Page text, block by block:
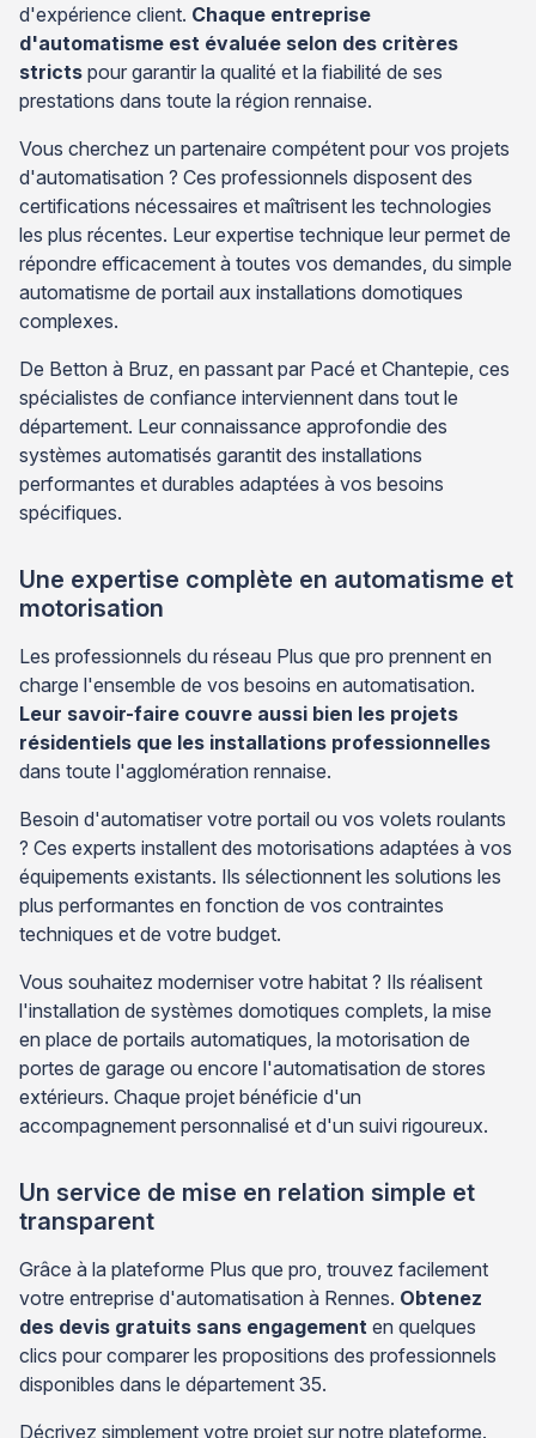
d'expérience client. Chaque entreprise
d'automatisme est évaluée selon des critères
stricts pour garantir la qualité et la fiabilité de ses
prestations dans toute la région rennaise.
Vous cherchez un partenaire compétent pour vos projets
d'automatisation ? Ces professionnels disposent des
certifications nécessaires et maîtrisent les technologies
les plus récentes. Leur expertise technique leur permet de
répondre efficacement à toutes vos demandes, du simple
automatisme de portail aux installations domotiques
complexes.
De Betton à Bruz, en passant par Pacé et Chantepie, ces
spécialistes de confiance interviennent dans tout le
département. Leur connaissance approfondie des
systèmes automatisés garantit des installations
performantes et durables adaptées à vos besoins
spécifiques.
Une expertise complète en automatisme et
motorisation
Les professionnels du réseau Plus que pro prennent en
charge l'ensemble de vos besoins en automatisation.
Leur savoir-faire couvre aussi bien les projets
résidentiels que les installations professionnelles
dans toute l'agglomération rennaise.
Besoin d'automatiser votre portail ou vos volets roulants
? Ces experts installent des motorisations adaptées à vos
équipements existants. Ils sélectionnent les solutions les
plus performantes en fonction de vos contraintes
techniques et de votre budget.
Vous souhaitez moderniser votre habitat ? Ils réalisent
l'installation de systèmes domotiques complets, la mise
en place de portails automatiques, la motorisation de
portes de garage ou encore l'automatisation de stores
extérieurs. Chaque projet bénéficie d'un
accompagnement personnalisé et d'un suivi rigoureux.
Un service de mise en relation simple et
transparent
Grâce à la plateforme Plus que pro, trouvez facilement
votre entreprise d'automatisation à Rennes. Obtenez
des devis gratuits sans engagement en quelques
clics pour comparer les propositions des professionnels
disponibles dans le département 35.
Décrivez simplement votre projet sur notre plateforme.